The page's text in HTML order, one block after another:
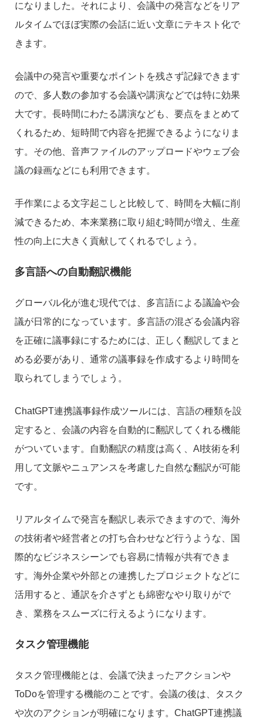
になりました。それにより、会議中の発言などをリア
ルタイムでほぼ実際の会話に近い文章にテキスト化で
きます。
会議中の発言や重要なポイントを残さず記録できます
ので、多人数の参加する会議や講演などでは特に効果
大です。長時間にわたる講演なども、要点をまとめて
くれるため、短時間で内容を把握できるようになりま
す。その他、音声ファイルのアップロードやウェブ会
議の録画などにも利用できます。
手作業による文字起こしと比較して、時間を大幅に削
減できるため、本来業務に取り組む時間が増え、生産
性の向上に大きく貢献してくれるでしょう。
多言語への自動翻訳機能
グローバル化が進む現代では、多言語による議論や会
議が日常的になっています。多言語の混ざる会議内容
を正確に議事録にするためには、正しく翻訳してまと
める必要があり、通常の議事録を作成するより時間を
取られてしまうでしょう。
ChatGPT連携議事録作成ツールには、言語の種類を設
定すると、会議の内容を自動的に翻訳してくれる機能
がついています。自動翻訳の精度は高く、AI技術を利
用して文脈やニュアンスを考慮した自然な翻訳が可能
です。
リアルタイムで発言を翻訳し表示できますので、海外
の技術者や経営者との打ち合わせなど行うような、国
際的なビジネスシーンでも容易に情報が共有できま
す。海外企業や外部との連携したプロジェクトなどに
活用すると、通訳を介さずとも綿密なやり取りがで
き、業務をスムーズに行えるようになります。
タスク管理機能
タスク管理機能とは、会議で決まったアクションや
ToDoを管理する機能のことです。会議の後は、タスク
や次のアクションが明確になります。ChatGPT連携議